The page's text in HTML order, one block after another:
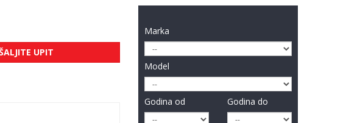
UPIT
Marka
Model
Godina od Godina do